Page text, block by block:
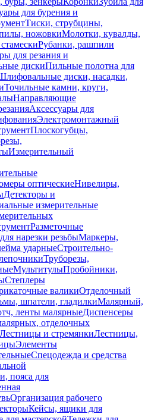
для бурения и
Тиски, струбцины,
ножовкиМолотки, кувалды,
Рубанки, рашпили
для резания и
дискиПильные полотна для
диски, насадки,
Точильные камни, круги,
Направляющие
Аксессуары для
Электромонтажный
Плоскогубцы,
Измерительный
оптическиеНивелиры,
Детекторы и
измерительные
Разметочные
нарезки резьбыМаркеры,
ударныеСтроительно-
Труборезы,
МультитулыПробойники,
Степлеры
валикиОтделочный
шпатели, гладилкиМалярный,
ленты малярныеДиспенсеры
отделочных
Лестницы и стремянкиЛестницы,
Элементы
Спецодежда и средства
пояса для
Организация рабочего
Кейсы, ящики для